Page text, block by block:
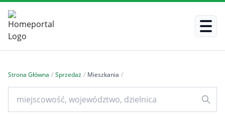
Strona Główna / Sprzedaż / Mieszkania /